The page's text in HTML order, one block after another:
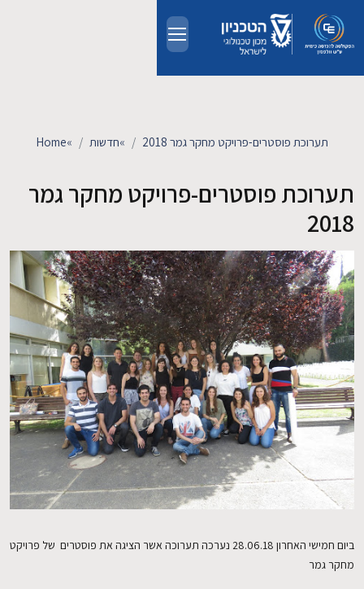
EN
מחקר
חדשות ואירועים
קשרי תעשייה
צרו קשר
Home» חדשות» תערוכת פוסטרים-פרויקט מחקר גמר 2018
תערוכת פוסטרים-פרויקט מחקר גמר
2018
ביום חמישי האחרון 28.06.18 נערכה תערוכה אשר הציגה את פוסטרים של פרויקט
מחקר גמר